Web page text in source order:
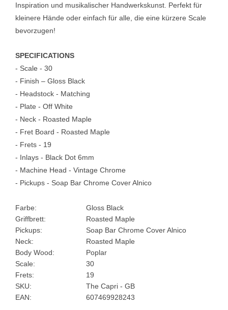
Inspiration und musikalischer Handwerkskunst. Perfekt für
kleinere Hände oder einfach für alle, die eine kürzere Scale
bevorzugen!
SPECIFICATIONS
- Scale - 30
- Finish – Gloss Black
- Headstock - Matching
- Plate - Off White
- Neck - Roasted Maple
- Fret Board - Roasted Maple
- Frets - 19
- Inlays - Black Dot 6mm
- Machine Head - Vintage Chrome
- Pickups - Soap Bar Chrome Cover Alnico
Farbe:
Gloss Black
Griffbrett:
Roasted Maple
Pickups:
Soap Bar Chrome Cover Alnico
Neck:
Roasted Maple
Body Wood:
Poplar
Scale:
30
Frets:
19
SKU:
The Capri - GB
EAN:
607469928243